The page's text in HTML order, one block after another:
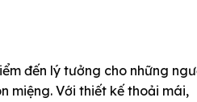
đến lý tưởng cho những
miệng. Với thiết kế thoải mái,